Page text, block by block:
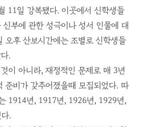
11일 강복됐다. 이곳에서 신학생들
부에 관한 성극이나 성서 인물에 대
오후 산보시간에는 조별로 신학생들
.
이 아니라, 재정적인 문제로 매 3년
준비가 갖추어졌을때 모집되었다. 따
1914년, 1917년, 1926년, 1929년,
.